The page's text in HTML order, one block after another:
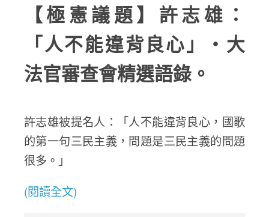
【極憲議題】許志雄：
「人不能違背良心」・大
法官審查會精選語錄。
許志雄被提名人：「人不能違背良心，國歌
的第一句三民主義，問題是三民主義的問題
很多。」
(閱讀全文)